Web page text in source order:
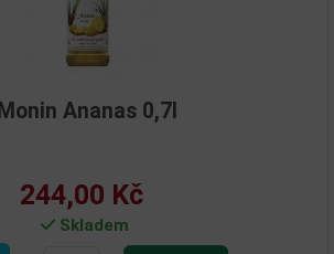
Monin Ananas 0,7l
244,00 Kč
Skladem